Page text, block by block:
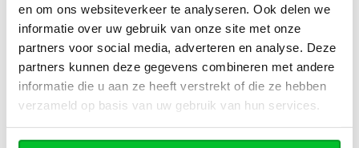
en om ons websiteverkeer te analyseren. Ook delen we
informatie over uw gebruik van onze site met onze
partners voor social media, adverteren en analyse. Deze
partners kunnen deze gegevens combineren met andere
informatie die u aan ze heeft verstrekt of die ze hebben
verzameld op basis van uw gebruik van hun services.
Julien Geplaatst op 26 Augustus 2025 at 15:21
Eenvoudig te installeren en bedienen. Dankzij de hybride
techniek merken we ook een lager energieverbruik. Erg
tevreden!
Dimitri Geplaatst op 31 Juli 2025 at 09:11